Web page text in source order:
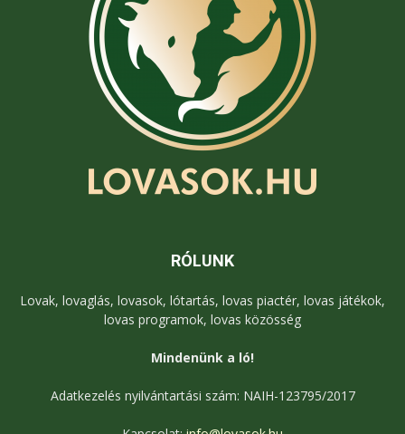
RÓLUNK
Lovak, lovaglás, lovasok, lótartás, lovas piactér, lovas játékok,
lovas programok, lovas közösség
Mindenünk a ló!
Adatkezelés nyilvántartási szám: NAIH-123795/2017